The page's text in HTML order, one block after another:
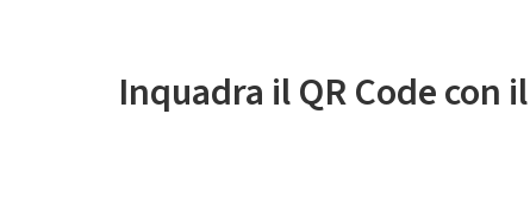
Inquadra il QR Code